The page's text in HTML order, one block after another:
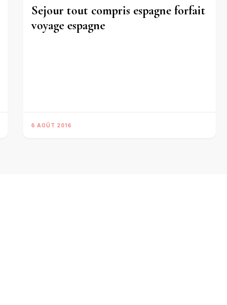
Sejour tout compris espagne forfait
voyage espagne
6 AOÛT 2016